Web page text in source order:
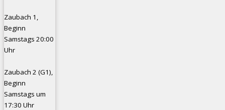
Zaubach 1,
Beginn
Samstags 20:00
Uhr
Zaubach 2 (G1),
Beginn
Samstags um
17:30 Uhr